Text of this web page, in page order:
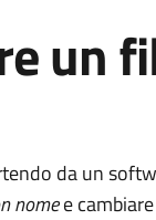
un
da un
nomee